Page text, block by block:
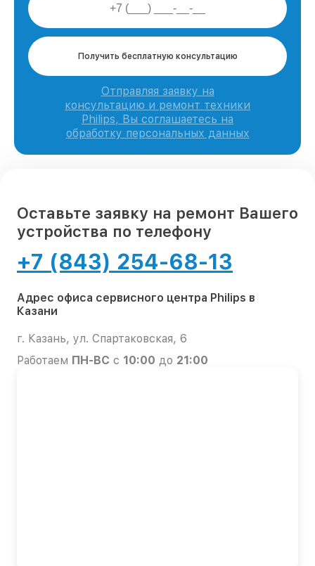
Получить бесплатную консультацию
Отправляя заявку на
консультацию и ремонт техники
Philips, Вы соглашаетесь на
обработку персональных данных
Оставьте заявку на ремонт Вашего
устройства по телефону
+7 (843) 254-68-13
Адрес офиса сервисного центра Philips в
Казани
г. Казань, ул. Спартаковская, 6
Работаем ПН-ВС с 10:00 до 21:00